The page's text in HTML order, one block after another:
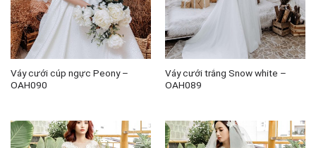
Váy cưới cúp ngực Peony –
OAH090
Váy cưới trắng Snow white –
OAH089